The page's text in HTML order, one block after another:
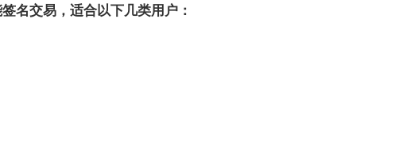
名交易，适合以下几类用户：